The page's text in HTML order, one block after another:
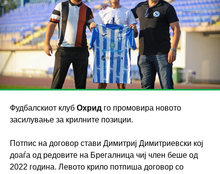
Фудбалскиот клуб Охрид го промовира новото
засилување за крилните позиции.
Потпис на договор стави Димитриј Димитриевски кој
доаѓа од редовите на Брегалница чиј член беше од
2022 година. Левото крило потпиша договор со